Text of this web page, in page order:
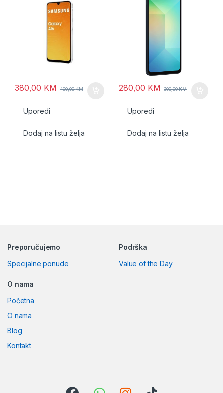
380,00 KM 400,00KM
Uporedi
Dodaj na listu želja
280,00 KM 300,00KM
Uporedi
Dodaj na listu želja
Preporučujemo
Specijalne ponude
Podrška
Value of the Day
O nama
Početna
O nama
Blog
Kontakt